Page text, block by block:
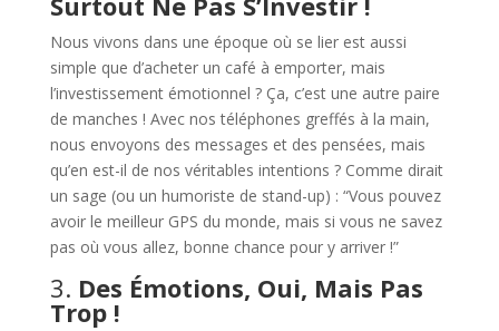
Nous vivons dans une époque où se lier est aussi
simple que d’acheter un café à emporter, mais
l’investissement émotionnel ? Ça, c’est une autre paire
de manches ! Avec nos téléphones greffés à la main,
nous envoyons des messages et des pensées, mais
qu’en est-il de nos véritables intentions ? Comme dirait
un sage (ou un humoriste de stand-up) : “Vous pouvez
avoir le meilleur GPS du monde, mais si vous ne savez
pas où vous allez, bonne chance pour y arriver !”
3. Des Émotions, Oui, Mais Pas
Trop !